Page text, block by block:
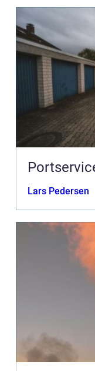
Lars Pedersen